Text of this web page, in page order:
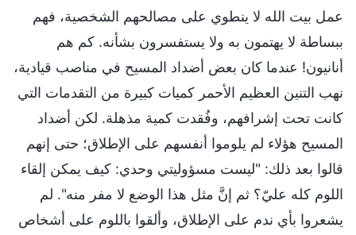
عمل بيت الله لا ينطوي على مصالحهم الشخصية، فهم
ببساطة لا يهتمون به ولا يستفسرون بشأنه. كم هم
أنانيون! عندما كان بعض أضداد المسيح في مناصب قيادية،
نهب التنين العظيم الأحمر كميات كبيرة من التقدمات التي
كانت تحت إشرافهم، وفُقدت كمية مذهلة. لكن أضداد
المسيح هؤلاء لم يلوموا أنفسهم على الإطلاق؛ حتى إنهم
قالوا بعد ذلك: "ليست مسؤوليتي وحدي: كيف يمكن إلقاء
اللوم كله عليّ؟ ثم إنَّ مثل هذا الوضع لا مفر منه". لم
يشعروا بأي ندم على الإطلاق، وألقوا باللوم على أشخاص